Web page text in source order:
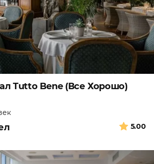
Tutto Bene (Все Хорошо)
5.00